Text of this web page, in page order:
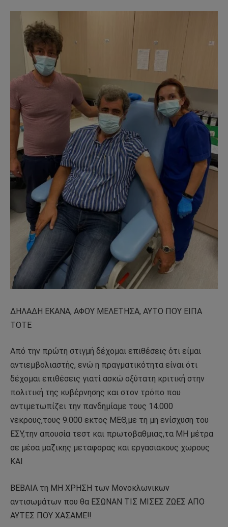
ΔΗΛΑΔΗ ΕΚΑΝΑ, ΑΦΟΥ ΜΕΛΕΤΗΣΑ, ΑΥΤΟ ΠΟΥ ΕΙΠΑ
ΤΟΤΕ
Από την πρώτη στιγμή δέχομαι επιθέσεις ότι είμαι
αντιεμβολιαστής, ενώ η πραγματικότητα είναι ότι
δέχομαι επιθέσεις γιατί ασκώ οξύτατη κριτική στην
πολιτική της κυβέρνησης και στον τρόπο που
αντιμετωπίζει την πανδημίαμε τους 14.000
νεκρους,τους 9.000 εκτος ΜΕΘ,με τη μη ενίσχυση του
ΕΣΥ,την απουσία τεστ και πρωτοβαθμιας,τα ΜΗ μέτρα
σε μέσα μαζικης μεταφορας και εργασιακους χωρους
ΚΑΙ
ΒΕΒΑΙΑ τη ΜΗ ΧΡΗΣΗ των Μονοκλωνικων
αντισωμάτων που θα ΕΣΩΝΑΝ ΤΙΣ ΜΙΣΕΣ ΖΩΕΣ ΑΠΟ
ΑΥΤΕΣ ΠΟΥ ΧΑΣΑΜΕ!!